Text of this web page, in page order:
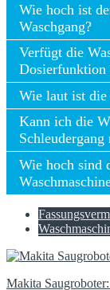
Wie hoch ist
Waschgang?
Verfügt die
Dosierfunktion
Wie laut ist die
Kann ich die
Schleudergang
Wie hoch sind
Makita